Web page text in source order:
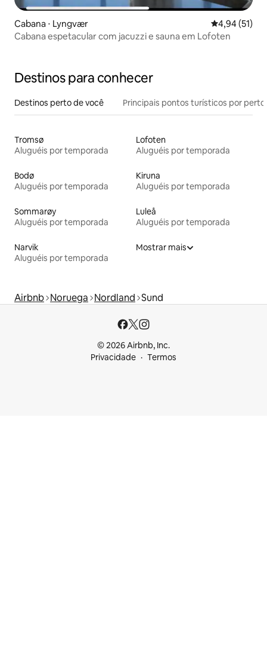
Cabana ⋅ Lyngvær 4,94 de uma
4,94 (51)
Cabana espetacular com jacuzzi e sauna em Lofoten
Destinos para conhecer
Destinos perto de você Principais pontos turísticos por perto
Tromsø
Aluguéis por temporada
Lofoten
Aluguéis por temporada
Bodø
Aluguéis por temporada
Kiruna
Aluguéis por temporada
Sommarøy
Aluguéis por temporada
Luleå
Aluguéis por temporada
Narvik
Aluguéis por temporada
Mostrar mais
Airbnb Noruega Nordland Sund
© 2026 Airbnb, Inc.
Privacidade
Termos